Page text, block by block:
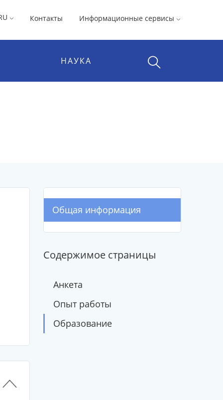
Контакты Информационные сервисы
НАУКА
Общая информация
Содержимое страницы
Анкета
Опыт работы
Образование